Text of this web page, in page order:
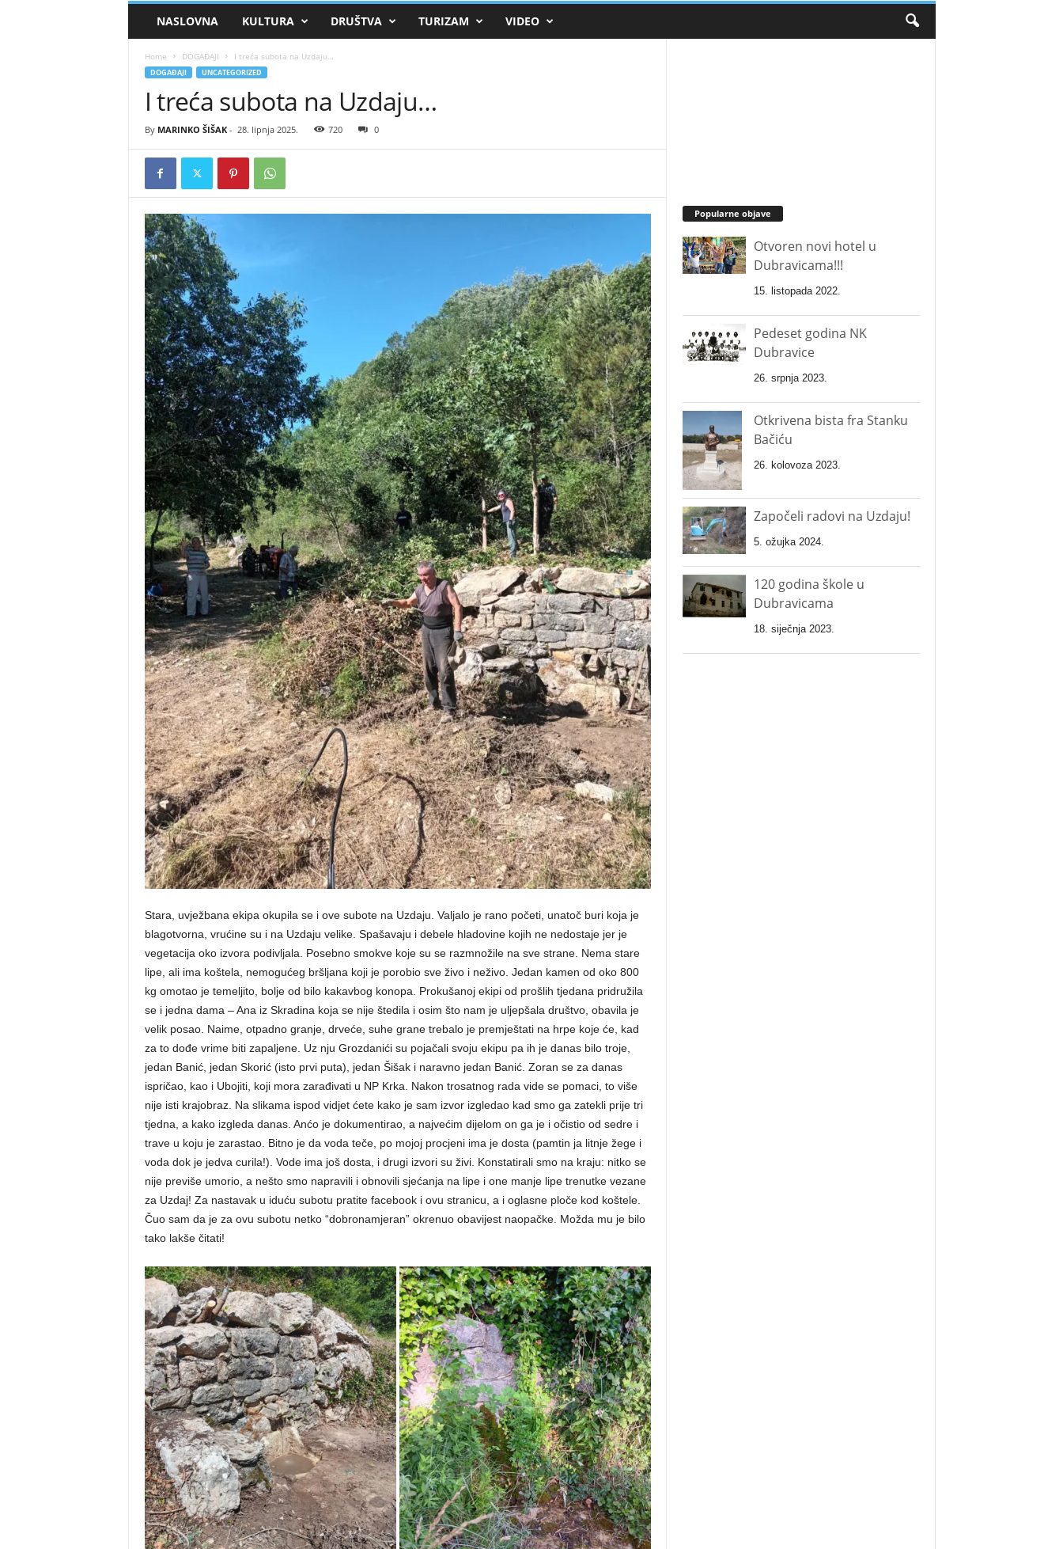
Dubravice.hr Dubravice.hr
NASLOVNA KULTURA DRUŠTVA TURIZAM VIDEO
Home DOGAĐAJI I treća subota na Uzdaju…
DOGAĐAJI UNCATEGORIZED
I treća subota na Uzdaju…
By MARINKO ŠIŠAK- 28. lipnja 2025. 720 0
Stara, uvježbana ekipa okupila se i ove subote na Uzdaju. Valjalo je rano početi, unatoč buri koja je
blagotvorna, vrućine su i na Uzdaju velike. Spašavaju i debele hladovine kojih ne nedostaje jer je
vegetacija oko izvora podivljala. Posebno smokve koje su se razmnožile na sve strane. Nema stare
lipe, ali ima koštela, nemogućeg bršljana koji je porobio sve živo i neživo. Jedan kamen od oko 800
kg omotao je temeljito, bolje od bilo kakavbog konopa. Prokušanoj ekipi od prošlih tjedana pridružila
se i jedna dama – Ana iz Skradina koja se nije štedila i osim što nam je uljepšala društvo, obavila je
velik posao. Naime, otpadno granje, drveće, suhe grane trebalo je premještati na hrpe koje će, kad
za to dođe vrime biti zapaljene. Uz nju Grozdanići su pojačali svoju ekipu pa ih je danas bilo troje,
jedan Banić, jedan Skorić (isto prvi puta), jedan Šišak i naravno jedan Banić. Zoran se za danas
ispričao, kao i Ubojiti, koji mora zarađivati u NP Krka. Nakon trosatnog rada vide se pomaci, to više
nije isti krajobraz. Na slikama ispod vidjet ćete kako je sam izvor izgledao kad smo ga zatekli prije tri
tjedna, a kako izgleda danas. Anćo je dokumentirao, a najvećim dijelom on ga je i očistio od sedre i
trave u koju je zarastao. Bitno je da voda teče, po mojoj procjeni ima je dosta (pamtin ja litnje žege i
voda dok je jedva curila!). Vode ima još dosta, i drugi izvori su živi. Konstatirali smo na kraju: nitko se
nije previše umorio, a nešto smo napravili i obnovili sjećanja na lipe i one manje lipe trenutke vezane
za Uzdaj! Za nastavak u iduću subotu pratite facebook i ovu stranicu, a i oglasne ploče kod koštele.
Čuo sam da je za ovu subotu netko “dobronamjeran” okrenuo obavijest naopačke. Možda mu je bilo
tako lakše čitati!
Popularne objave
Otvoren novi hotel u
Dubravicama!!!
15. listopada 2022.
Pedeset godina NK
Dubravice
26. srpnja 2023.
Otkrivena bista fra Stanku
Bačiću
26. kolovoza 2023.
Započeli radovi na Uzdaju!
5. ožujka 2024.
120 godina škole u
Dubravicama
18. siječnja 2023.